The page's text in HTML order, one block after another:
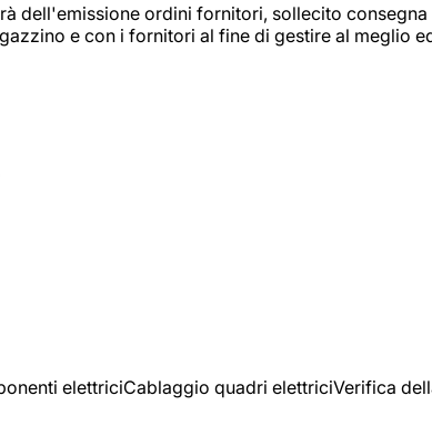
dell'emissione ordini fornitori, sollecito consegna
e con i fornitori al fine di gestire al meglio
elettriciCablaggio quadri elettriciVerifica